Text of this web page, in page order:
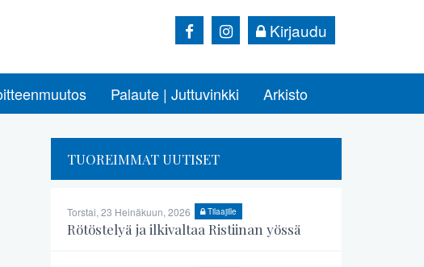
Kirjaudu
Palaute | Juttuvinkki Arkisto
TUOREIMMAT UUTISET
Torstai, 23 Heinäkuun, 2026 Tilaajille
Rötöstelyä ja ilkivaltaa Ristiinan yössä